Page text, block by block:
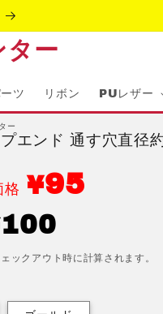
ター
ツ リボン PUレザー
ー
プエンド 通す穴直
¥95
100
ックアウト時に計算されます。